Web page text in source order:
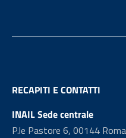
RECAPITI E CONTATTI
INAIL Sede centrale
P.le Pastore 6, 00144